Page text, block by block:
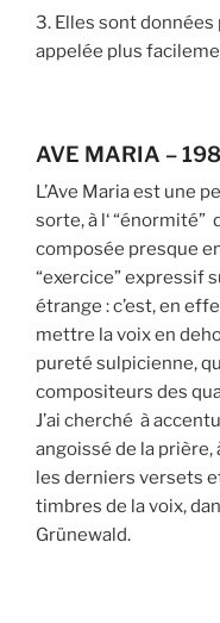
3. Elles sont
appelée plus
AVE MARIA –
L’Ave Maria est une
sorte, à l‘ “énormité”
composée presque
“exercice” expressif
étrange : c’est, en
mettre la voix en
pureté sulpicienne,
compositeurs des
J’ai cherché à
angoissé de la
les derniers versets
timbres de la voix,
Grünewald.